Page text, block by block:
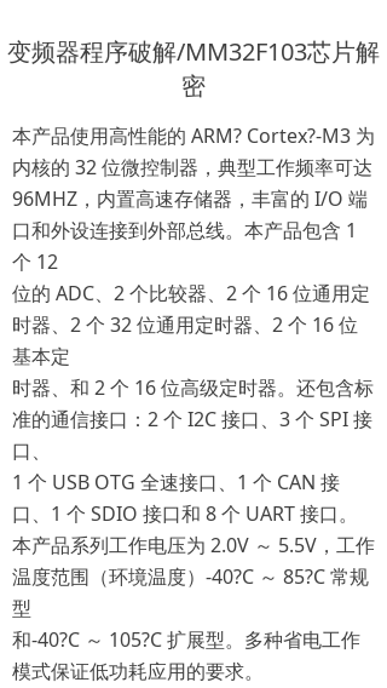
变频器程序破解/MM32F103芯片解
密
本产品使用高性能的 ARM? Cortex?-M3 为
内核的 32 位微控制器，典型工作频率可达
96MHZ，内置高速存储器，丰富的 I/O 端
口和外设连接到外部总线。本产品包含 1
个 12
位的 ADC、2 个比较器、2 个 16 位通用定
时器、2 个 32 位通用定时器、2 个 16 位
基本定
时器、和 2 个 16 位高级定时器。还包含标
准的通信接口：2 个 I2C 接口、3 个 SPI 接
口、
1 个 USB OTG 全速接口、1 个 CAN 接
口、1 个 SDIO 接口和 8 个 UART 接口。
本产品系列工作电压为 2.0V ～ 5.5V，工作
温度范围（环境温度）-40?C ～ 85?C 常规
型
和-40?C ～ 105?C 扩展型。多种省电工作
模式保证低功耗应用的要求。